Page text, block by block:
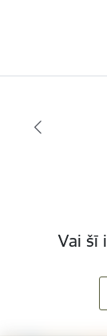
Vai šī